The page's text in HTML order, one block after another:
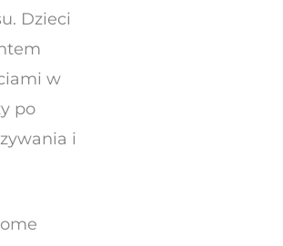
Dzieci
w
po
i